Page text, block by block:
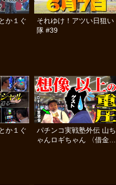
か１ぐ
それゆけ！アツい日狙い
隊 #39
か１ぐ
パチンコ実戦塾外伝 山ち
ゃんロギちゃん 〈借金返